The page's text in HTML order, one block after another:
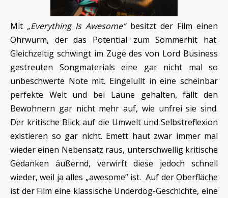
Mit „Everything Is Awesome“besitzt der Film einen
Ohrwurm, der das Potential zum Sommerhit hat.
Gleichzeitig schwingt im Zuge des von Lord Business
gestreuten Songmaterials eine gar nicht mal so
unbeschwerte Note mit. Eingelullt in eine scheinbar
perfekte Welt und bei Laune gehalten, fällt den
Bewohnern gar nicht mehr auf, wie unfrei sie sind.
Der kritische Blick auf die Umwelt und Selbstreflexion
existieren so gar nicht. Emett haut zwar immer mal
wieder einen Nebensatz raus, unterschwellig kritische
Gedanken äußernd, verwirft diese jedoch schnell
wieder, weil ja alles „awesome“ ist. Auf der Oberfläche
ist der Film eine klassische Underdog-Geschichte, eine